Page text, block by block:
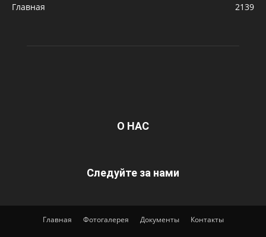
Главная 2139
О НАС
Следуйте за нами
Главная Фотогалерея Документы Контакты